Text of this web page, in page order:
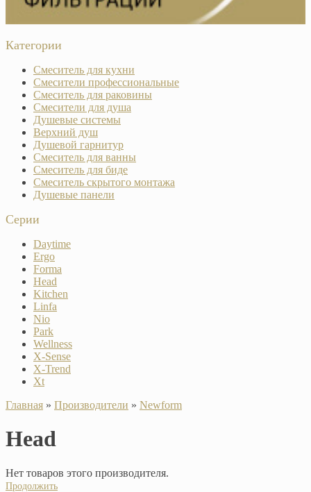
Категории
Смеситель для кухни
Смесители профессиональные
Смеситель для раковины
Смесители для душа
Душевые системы
Верхний душ
Душевой гарнитур
Смеситель для ванны
Смеситель для биде
Смеситель скрытого монтажа
Душевые панели
Серии
Daytime
Ergo
Forma
Head
Kitchen
Linfa
Nio
Park
Wellness
X-Sense
X-Trend
Xt
Главная » Производители » Newform
Head
Нет товаров этого производителя.
Продолжить